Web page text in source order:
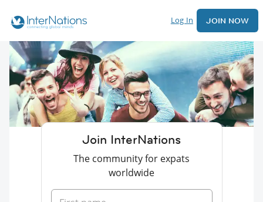
Log In JOIN NOW
Join InterNations
The community for expats
worldwide